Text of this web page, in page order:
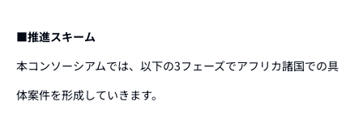
■推進スキーム
本コンソーシアムでは、以下の3フェーズでアフリカ諸国での具
体案件を形成していきます。